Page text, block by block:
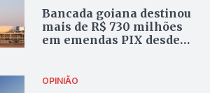
Bancada goiana destinou
mais de R$ 730 milhões
em emendas PIX desde
milhões
OPINIÃO